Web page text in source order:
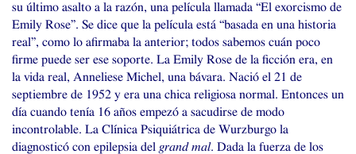
su último asalto a la razón, una película llamada “El exorcismo de
Emily Rose”. Se dice que la película está “basada en una historia
real”, como lo afirmaba la anterior; todos sabemos cuán poco
firme puede ser ese soporte. La Emily Rose de la ficción era, en
la vida real, Anneliese Michel, una bávara. Nació el 21 de
septiembre de 1952 y era una chica religiosa normal. Entonces un
día cuando tenía 16 años empezó a sacudirse de modo
incontrolable. La Clínica Psiquiátrica de Wurzburgo la
diagnosticó con epilepsia del grand mal. Dada la fuerza de los